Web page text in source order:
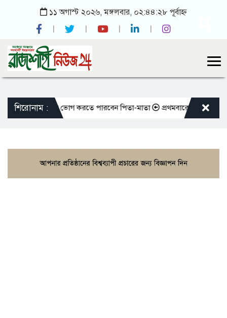
১১ অগাস্ট ২০২৬, মঙ্গলবার, ০২:৪৪:২৮ পূর্বাহ্ন
শিরোনাম :
আজীবন ভোগ করতে পারবেন পিতা-মাতা প্রথমবারের মতো এমপিওভুক্ত